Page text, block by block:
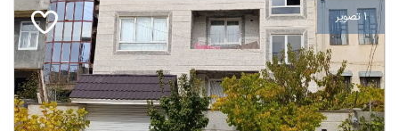
1 تصویر